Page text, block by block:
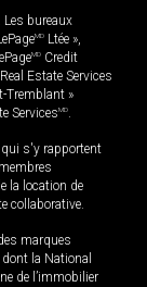
bureaux
MD Ltée »,
MD Credit
Estate Services
Tremblant »
ServicesMD.
s'y rapportent
la location de
collaborative.
marques
la National
de l’immobilier